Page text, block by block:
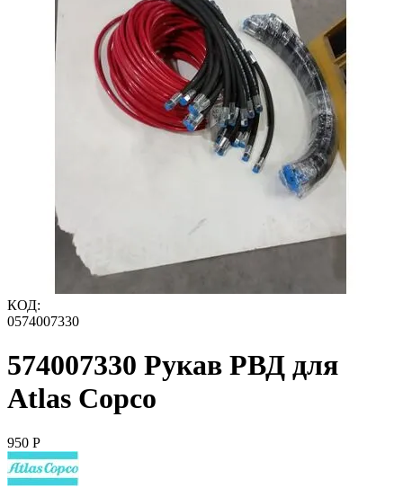
КОД:
0574007330
574007330 Рукав РВД для
Atlas Copco
‍950‍ Р